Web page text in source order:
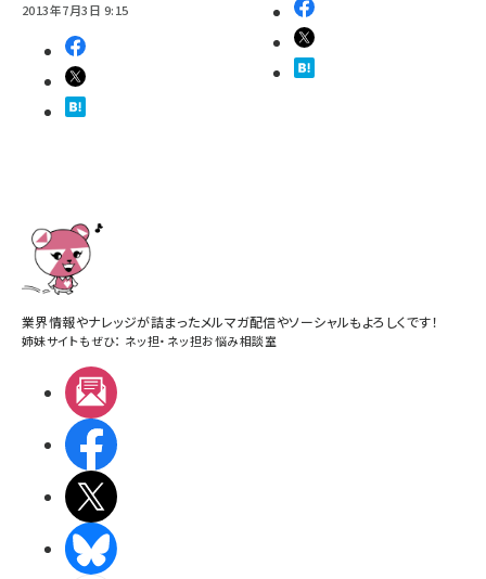
2013年7月3日 9:15
業界情報やナレッジが詰まったメルマガ配信やソーシャルもよろしくです！
姉妹サイトもぜひ： ネッ担・ ネッ担お悩み相談室